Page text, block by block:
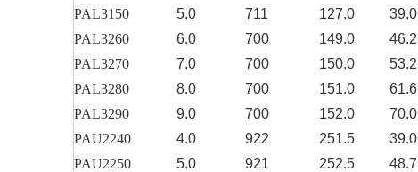
PAL3150
5.0 711 127.0 39.0
PAL3260
6.0 700 149.0 46.2
PAL3270
7.0 700 150.0 53.2
PAL3280
8.0 700 151.0 61.6
PAL3290
9.0 700 152.0 70.0
PAU2240
4.0 922 251.5 39.0
PAU2250
5.0 921 252.5 48.7